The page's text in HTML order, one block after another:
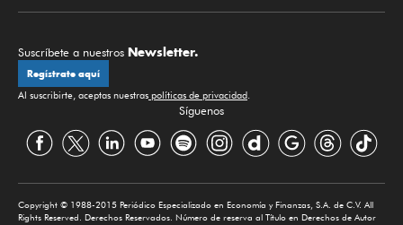
Suscríbete a nuestros Newsletter.
Regístrate aquí
Al suscribirte, aceptas nuestras políticas de privacidad.
Síguenos
Copyright © 1988-2015 Periódico Especializado en Economía y Finanzas, S.A. de C.V. All
Rights Reserved. Derechos Reservados. Número de reserva al Título en Derechos de Autor